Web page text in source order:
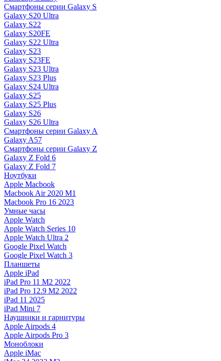
Смартфоны серии Galaxy S
Galaxy S20 Ultra
Galaxy S22
Galaxy S20FE
Galaxy S22 Ultra
Galaxy S23
Galaxy S23FE
Galaxy S23 Ultra
Galaxy S23 Plus
Galaxy S24 Ultra
Galaxy S25
Galaxy S25 Plus
Galaxy S26
Galaxy S26 Ultra
Смартфоны серии Galaxy A
Galaxy A57
Смартфоны серии Galaxy Z
Galaxy Z Fold 6
Galaxy Z Fold 7
Ноутбуки
Apple Macbook
Macbook Air 2020 M1
Macbook Pro 16 2023
Умные часы
Apple Watch
Apple Watch Series 10
Apple Watch Ultra 2
Google Pixel Watch
Google Pixel Watch 3
Планшеты
Apple iPad
iPad Pro 11 M2 2022
iPad Pro 12.9 M2 2022
iPad 11 2025
iPad Mini 7
Наушники и гарнитуры
Apple Airpods 4
Apple Airpods Pro 3
Моноблоки
Apple iMac